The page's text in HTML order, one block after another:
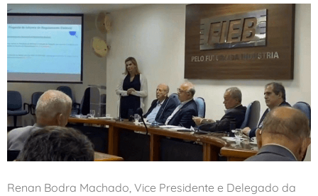
Renan Bodra Machado, Vice Presidente e Delegado da